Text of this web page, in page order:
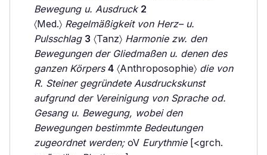
Bewegung u. Ausdruck 2
〈Med.〉 Regelmäßigkeit von Herz– u.
Pulsschlag 3 〈Tanz〉 Harmonie zw. den
Bewegungen der Gliedmaßen u. denen des
ganzen Körpers 4 〈Anthroposophie〉 die von
R. Steiner gegründete Ausdruckskunst
aufgrund der Vereinigung von Sprache od.
Gesang u. Bewegung, wobei den
Bewegungen bestimmte Bedeutungen
zugeordnet werden;oV Eurythmie[<grch.